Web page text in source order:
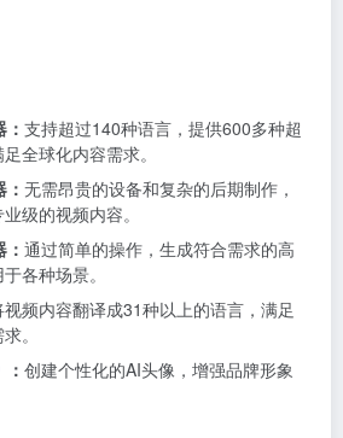
： 支持超过140种语言，提供600多种超
全球化内容需求。
： 无需昂贵的设备和复杂的后期制作，
级的视频内容。
： 通过简单的操作，生成符合需求的高
各种场景。
频内容翻译成31种以上的语言，满足
。
： 创建个性化的AI头像，增强品牌形象